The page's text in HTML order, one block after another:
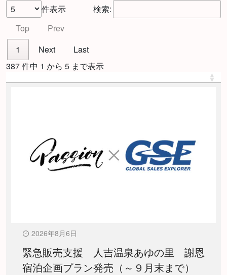
件表示
検索:
Top
Prev
1
Next
Last
387 件中 1 から 5 まで表示
2026年8月6日
緊急販売支援 人吉温泉あゆの里 謝恩
宿泊企画プラン発売（～９月末まで）